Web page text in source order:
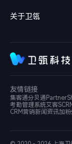
关于卫瓴
友情链接
集客通分贝通
考勤管理系统艾客
CRM营销新闻资讯加